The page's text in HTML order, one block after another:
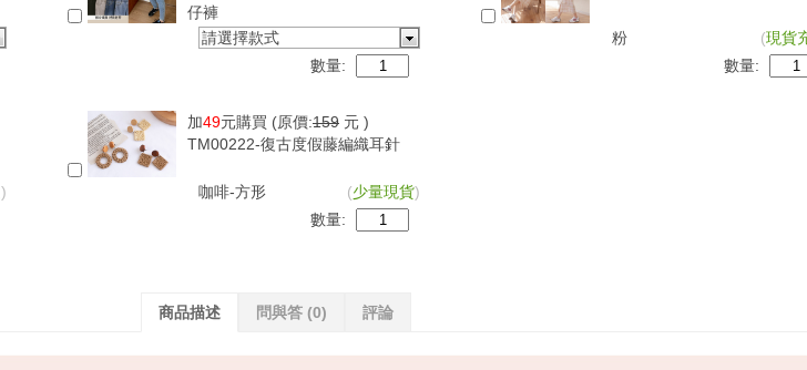
仔褲
請選擇款式
數量:
粉 (現貨
數量:
)
加49元購買 (原價:159 元 )
TM00222-復古度假藤編織耳針
咖啡-方形 (少量現貨)
數量:
商品描述 問與答 (0) 評論